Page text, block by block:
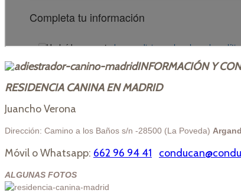
INFORMACIÓN Y
RESIDENCIA CANINA EN MADRID
Juancho Verona
Dirección: Camino a los Baños s/n -28500 (La Poveda)
Móvil o Whatsapp: 662 96 94 41
ALGUNAS FOTOS